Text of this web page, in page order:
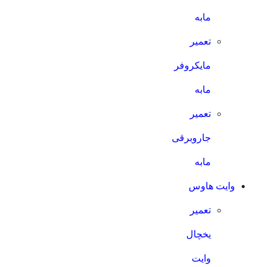
مابه
تعمیر
مایکروفر
مابه
تعمیر
جاروبرقی
مابه
وایت هاوس
تعمیر
یخچال
وایت